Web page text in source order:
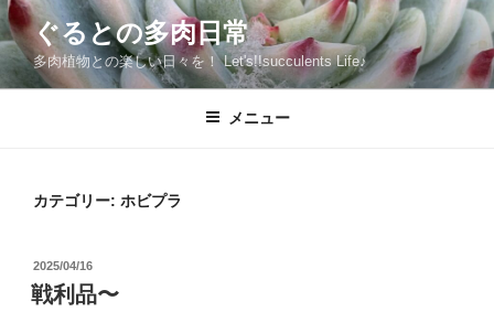
コ
ン
テ
ン
ぐるとの多肉日常
多肉植物との楽しい日々を！ Let's!!succulents Life♪
メニュー
カテゴリー: ホビプラ
投
稿
日:
2025/04/16
戦利品〜